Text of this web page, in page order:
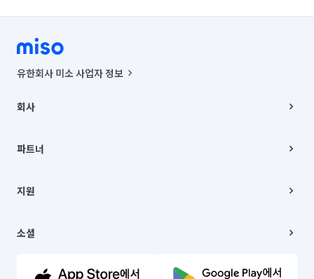
유한회사 미소 사업자 정보
00019 |
주소 | 본사: 서울특별시 종로구 율곡로 6(중학동, 트윈트리빌딩) B동 5층
컨택센터 : 서울특별시 종로구 수송동 율곡로 24, 7층, 8층 미소
상품, 상품정보, 거래에 관한 의무와 책임은 거래당사자에게 있습니다.
언론 보도 관련 문의:
© 유한회사 미소. Miso, Inc. All Rights Reserved.
회사
채용
파트너
이사
지원
이용약관
문의하기
소셜
유튜브